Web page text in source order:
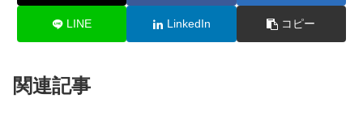
LINE LinkedIn コピー
関連記事